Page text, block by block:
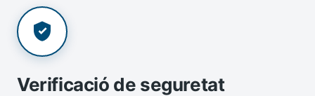
Verificació de seguretat